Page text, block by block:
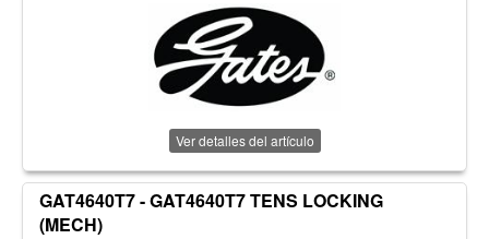
Ver detalles del artículo
GAT4640T7 - GAT4640T7 TENS LOCKING
(MECH)